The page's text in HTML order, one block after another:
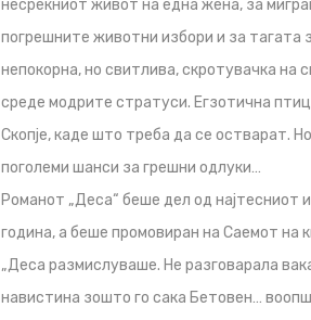
несреќниот живот на една жена, за
погрешните животни избори и за
непокорна, но свитлива, скротувачка на
среде модрите стратуси. Егзотична
Скопје, каде што треба да се остварат.
поголеми шанси за грешни одлуки…
Романот „Деса“ беше дел од најтесниот
година, а беше промовиран на Саемот на
„Деса размислуваше. Не разговарала
навистина зошто го сака Бетовен…